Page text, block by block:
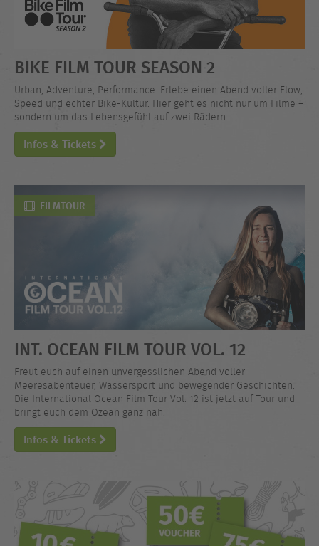
BIKE FILM TOUR SEASON 2
Urban, Adventure, Performance. Erlebe einen Abend voller Flow,
Speed und echter Bike-Kultur. Hier geht es nicht nur um Filme –
sondern um das Lebensgefühl auf zwei Rädern.
Infos & Tickets
FILMTOUR
INT. OCEAN FILM TOUR VOL. 12
Freut euch auf einen unvergesslichen Abend voller
Meeresabenteuer, Wassersport und bewegender Geschichten.
Die International Ocean Film Tour Vol. 12 ist jetzt auf Tour und
bringt euch dem Ozean ganz nah.
Infos & Tickets